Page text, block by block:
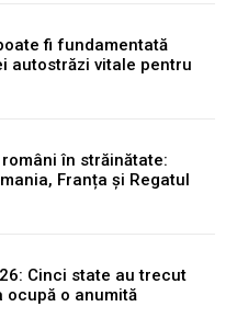
fi fundamentată
autostrăzi vitale pentru
în străinătate:
Franța și Regatul
Cinci state au trecut
ocupă o anumită